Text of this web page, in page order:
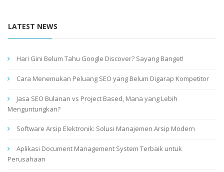
LATEST NEWS
Hari Gini Belum Tahu Google Discover? Sayang Banget!
Cara Menemukan Peluang SEO yang Belum Digarap Kompetitor
Jasa SEO Bulanan vs Project Based, Mana yang Lebih
Menguntungkan?
Software Arsip Elektronik: Solusi Manajemen Arsip Modern
Aplikasi Document Management System Terbaik untuk
Perusahaan